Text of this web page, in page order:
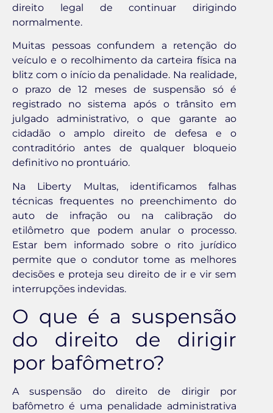
direito legal de continuar dirigindo
normalmente.
Muitas pessoas confundem a retenção do
veículo e o recolhimento da carteira física na
blitz com o início da penalidade. Na realidade,
o prazo de 12 meses de suspensão só é
registrado no sistema após o trânsito em
julgado administrativo, o que garante ao
cidadão o amplo direito de defesa e o
contraditório antes de qualquer bloqueio
definitivo no prontuário.
Na Liberty Multas, identificamos falhas
técnicas frequentes no preenchimento do
auto de infração ou na calibração do
etilômetro que podem anular o processo.
Estar bem informado sobre o rito jurídico
permite que o condutor tome as melhores
decisões e proteja seu direito de ir e vir sem
interrupções indevidas.
O que é a suspensão
do direito de dirigir
por bafômetro?
A suspensão do direito de dirigir por
bafômetro é uma penalidade administrativa